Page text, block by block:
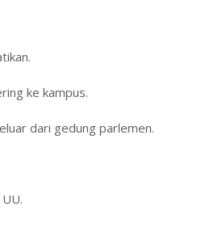
ke kampus.
dari gedung parlemen.